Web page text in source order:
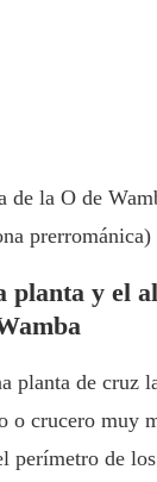
de la O de
prerrománica)
planta y el
planta de cruz
o crucero muy
perímetro de